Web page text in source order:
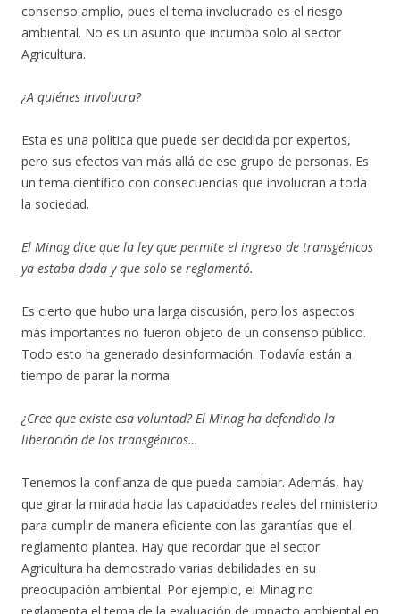
consenso amplio, pues el tema involucrado es el riesgo
ambiental. No es un asunto que incumba solo al sector
Agricultura.
¿A quiénes involucra?
Esta es una política que puede ser decidida por expertos,
pero sus efectos van más allá de ese grupo de personas. Es
un tema científico con consecuencias que involucran a toda
la sociedad.
El Minag dice que la ley que permite el ingreso de transgénicos
ya estaba dada y que solo se reglamentó.
Es cierto que hubo una larga discusión, pero los aspectos
más importantes no fueron objeto de un consenso público.
Todo esto ha generado desinformación. Todavía están a
tiempo de parar la norma.
¿Cree que existe esa voluntad? El Minag ha defendido la
liberación de los transgénicos…
Tenemos la confianza de que pueda cambiar. Además, hay
que girar la mirada hacia las capacidades reales del ministerio
para cumplir de manera eficiente con las garantías que el
reglamento plantea. Hay que recordar que el sector
Agricultura ha demostrado varias debilidades en su
preocupación ambiental. Por ejemplo, el Minag no